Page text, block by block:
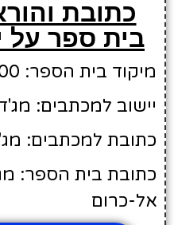
כתובת
בית ספר על
מיקוד בית הספר: 2019000
יישוב למכתבים:
כתובת למכתבים: מג'ד
כתובת בית הספר:
אל-כרום